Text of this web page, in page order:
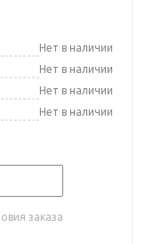
Нет в наличии
Нет в наличии
Нет в наличии
Нет в наличии
заказа